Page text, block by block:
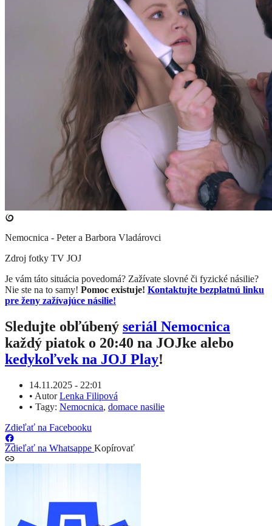
Nemocnica - Peter a Barbora Vladárovci
Zdroj fotky TV JOJ
Je vám táto situácia povedomá? Zažívate slovné či fyzické násilie?
Nie ste na to samy! Pomoc existuje! Kontaktujte bezplatnú linku
pre ženy zažívajúce násilie!
Sledujte obľúbený seriál Nemocnica
každý piatok o 20:40 na JOJke alebo
kedykoľvek na JOJ Play!
14.11.2025 - 22:01
• AutorLenka Filipová
• Tagy: Nemocnica, domace nasilie
Zdieľať na Facebooku
Zdieľať na Whatsappe Kopírovať